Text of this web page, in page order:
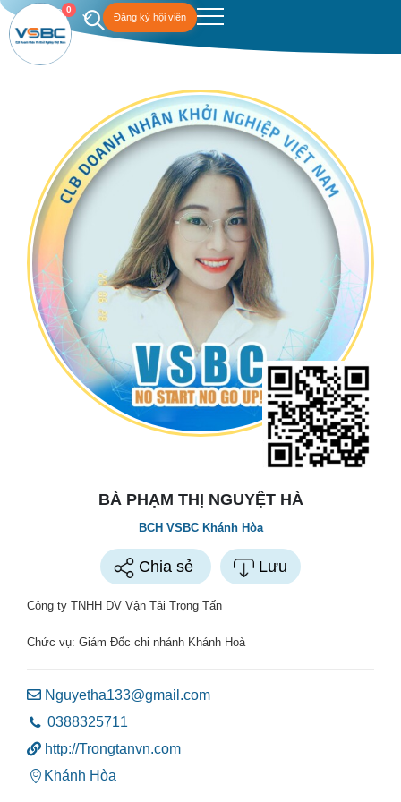
0
Đăng ký hội viên
BÀ PHẠM THỊ NGUYỆT HÀ
BCH VSBC Khánh Hòa
Chia sẻ Lưu
Công ty TNHH DV Vận Tải Trọng Tấn
Chức vụ: Giám Đốc chi nhánh Khánh Hoà
Nguyetha133@gmail.com
0388325711
http://Trongtanvn.com
Khánh Hòa